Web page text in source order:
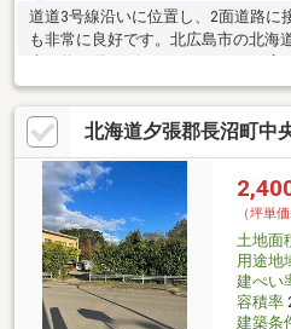
道道3号線沿いに位置し、2面道路に
も非常に良好です。北広島市の北海
北海道夕張郡長沼町中
（坪単
土地面
用途地
建ぺい
容積率
建築条